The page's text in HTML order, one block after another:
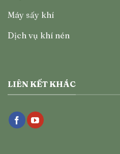
Máy sấy khí
Dịch vụ khí nén
LIÊN KẾT KHÁC